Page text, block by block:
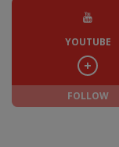
YOUTUBE
FOLLOW